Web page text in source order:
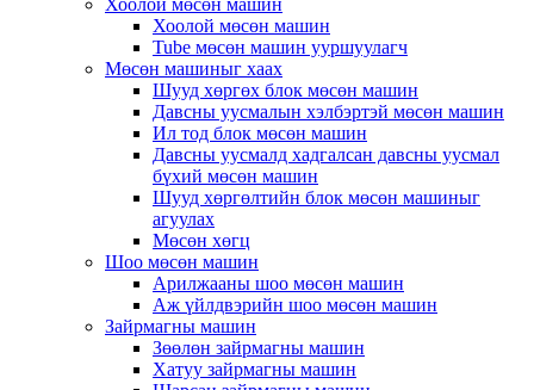
Хоолой мөсөн машин
Tube мөсөн машин ууршуулагч
Мөсөн машиныг хаах
Шууд хөргөх блок мөсөн машин
Давсны уусмалын хэлбэртэй мөсөн машин
Ил тод блок мөсөн машин
Давсны уусмалд хадгалсан давсны уусмал
бүхий мөсөн машин
Шууд хөргөлтийн блок мөсөн машиныг
агуулах
Мөсөн хөгц
Шоо мөсөн машин
Арилжааны шоо мөсөн машин
Аж үйлдвэрийн шоо мөсөн машин
Зайрмагны машин
Зөөлөн зайрмагны машин
Хатуу зайрмагны машин